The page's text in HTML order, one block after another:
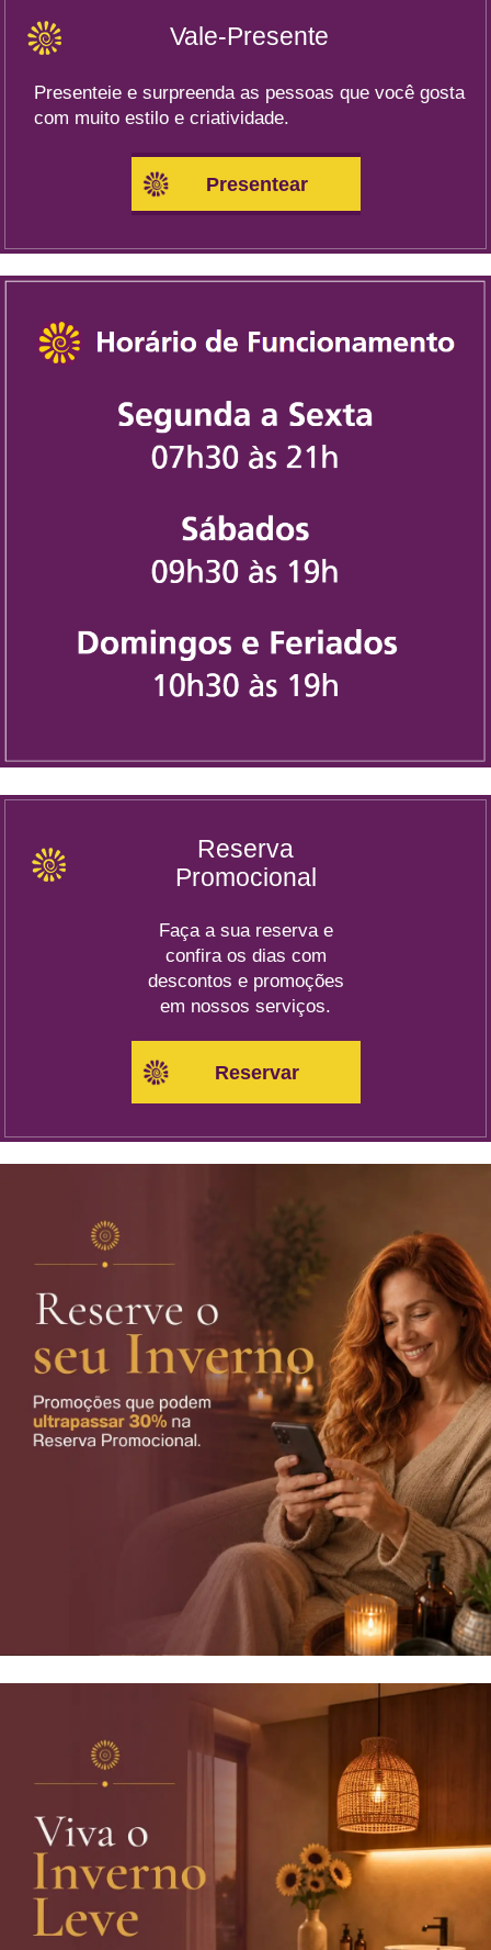
Vale-Presente
Presenteie e surpreenda as pessoas que você gosta
com muito estilo e criatividade.
Presentear
Reserva
Promocional
Faça a sua reserva e
confira os dias com
descontos e promoções
em nossos serviços.
Reservar